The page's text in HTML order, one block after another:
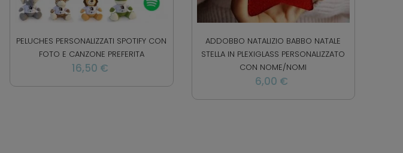
PELUCHES PERSONALIZZATI SPOTIFY CON
FOTO E CANZONE PREFERITA
16,50 €
ADDOBBO NATALIZIO BABBO NATALE
STELLA IN PLEXIGLASS PERSONALIZZATO
CON NOME/NOMI
6,00 €